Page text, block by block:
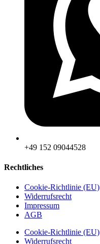
‪+49 152 09044528
Rechtliches
Cookie-Richtlinie (EU)
Widerrufsrecht
Impressum
AGB
Cookie-Richtlinie (EU)
Widerrufsrecht